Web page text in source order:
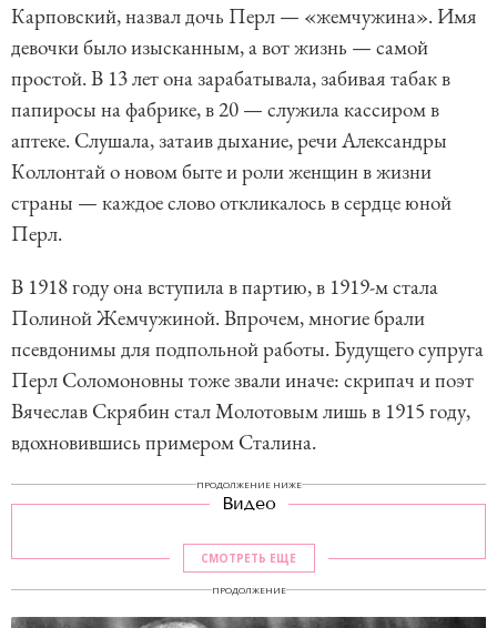
Карповский, назвал дочь Перл — «жемчужина». Имя
девочки было изысканным, а вот жизнь — самой
простой. В 13 лет она зарабатывала, забивая табак в
папиросы на фабрике, в 20 — служила кассиром в
аптеке. Слушала, затаив дыхание, речи Александры
Коллонтай о новом быте и роли женщин в жизни
страны — каждое слово откликалось в сердце юной
Перл.
В 1918 году она вступила в партию, в 1919-м стала
Полиной Жемчужиной. Впрочем, многие брали
псевдонимы для подпольной работы. Будущего супруга
Перл Соломоновны тоже звали иначе: скрипач и поэт
Вячеслав Скрябин стал Молотовым лишь в 1915 году,
вдохновившись примером Сталина.
ПРОДОЛЖЕНИЕ НИЖЕ
Видео
СМОТРЕТЬ ЕЩЕ
ПРОДОЛЖЕНИЕ